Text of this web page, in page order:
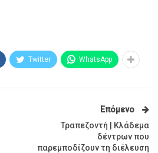
Twitter WhatsApp
Επόμενο
Τραπεζοντή | Κλάδεμα
δέντρων που
παρεμποδίζουν τη διέλευση